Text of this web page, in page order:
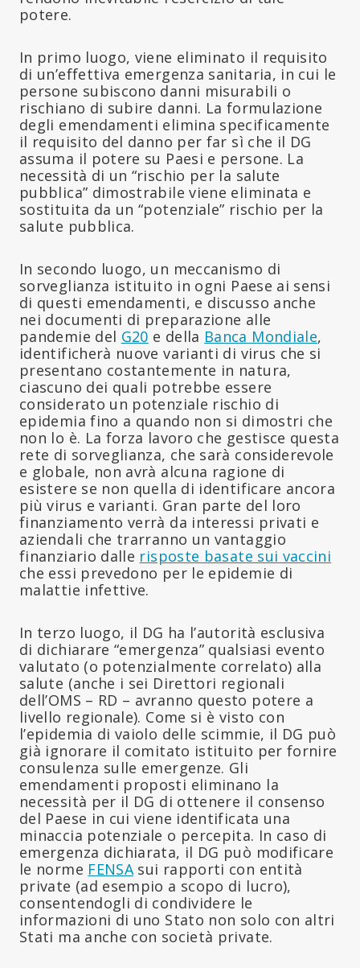
potere.
In primo luogo, viene eliminato il requisito
di un’effettiva emergenza sanitaria, in cui le
persone subiscono danni misurabili o
rischiano di subire danni. La formulazione
degli emendamenti elimina specificamente
il requisito del danno per far sì che il DG
assuma il potere su Paesi e persone. La
necessità di un “rischio per la salute
pubblica” dimostrabile viene eliminata e
sostituita da un “potenziale” rischio per la
salute pubblica.
In secondo luogo, un meccanismo di
sorveglianza istituito in ogni Paese ai sensi
di questi emendamenti, e discusso anche
nei documenti di preparazione alle
pandemie del G20 e della Banca Mondiale,
identificherà nuove varianti di virus che si
presentano costantemente in natura,
ciascuno dei quali potrebbe essere
considerato un potenziale rischio di
epidemia fino a quando non si dimostri che
non lo è. La forza lavoro che gestisce questa
rete di sorveglianza, che sarà considerevole
e globale, non avrà alcuna ragione di
esistere se non quella di identificare ancora
più virus e varianti. Gran parte del loro
finanziamento verrà da interessi privati e
aziendali che trarranno un vantaggio
finanziario dalle risposte basate sui vaccini
che essi prevedono per le epidemie di
malattie infettive.
In terzo luogo, il DG ha l’autorità esclusiva
di dichiarare “emergenza” qualsiasi evento
valutato (o potenzialmente correlato) alla
salute (anche i sei Direttori regionali
dell’OMS – RD – avranno questo potere a
livello regionale). Come si è visto con
l’epidemia di vaiolo delle scimmie, il DG può
già ignorare il comitato istituito per fornire
consulenza sulle emergenze. Gli
emendamenti proposti eliminano la
necessità per il DG di ottenere il consenso
del Paese in cui viene identificata una
minaccia potenziale o percepita. In caso di
emergenza dichiarata, il DG può modificare
le norme FENSA sui rapporti con entità
private (ad esempio a scopo di lucro),
consentendogli di condividere le
informazioni di uno Stato non solo con altri
Stati ma anche con società private.